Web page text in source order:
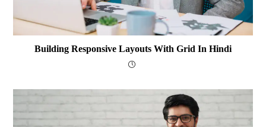
Building Responsive Layouts With Grid In Hindi